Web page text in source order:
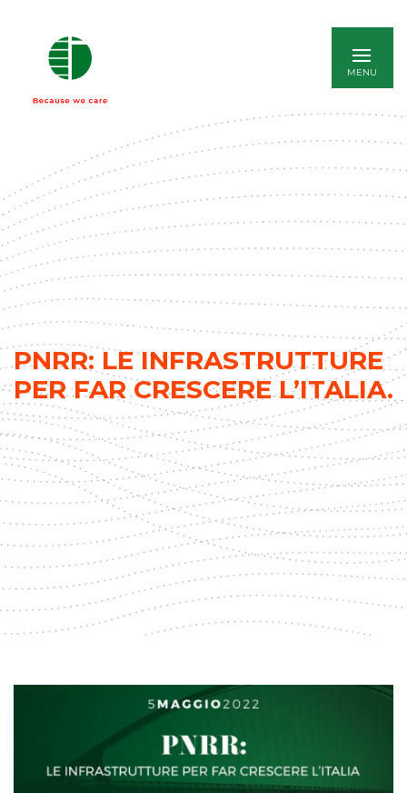
PNRR: LE INFRASTRUTTURE
PER FAR CRESCERE L’ITALIA.